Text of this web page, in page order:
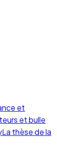
et
et bulle
La thèse de la